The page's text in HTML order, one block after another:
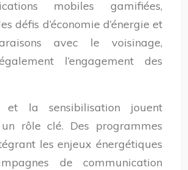
mobiles gamifiées,
défis d’économie d’énergie et
avec le voisinage,
l’engagement des
et la sensibilisation jouent
rôle clé. Des programmes
les enjeux énergétiques
de communication